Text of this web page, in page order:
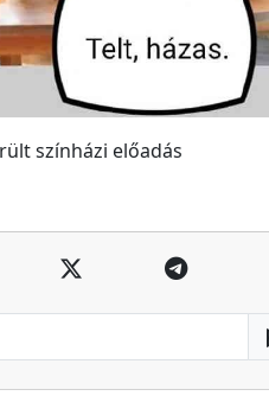
színházi előadás